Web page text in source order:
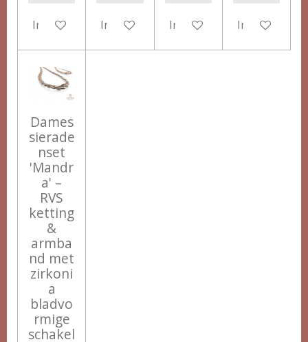
In winkelwagenIn winkelwagenIn winkelwagenIn
Dames
sierade
nset
'Mandr
a' –
RVS
ketting
&
armba
nd met
zirkoni
a
bladvo
rmige
schakel